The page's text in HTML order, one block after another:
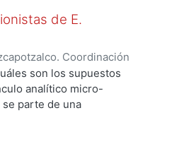
de E.
Coordinación
Patriciason los supuestos
analítico micro-
parte de una